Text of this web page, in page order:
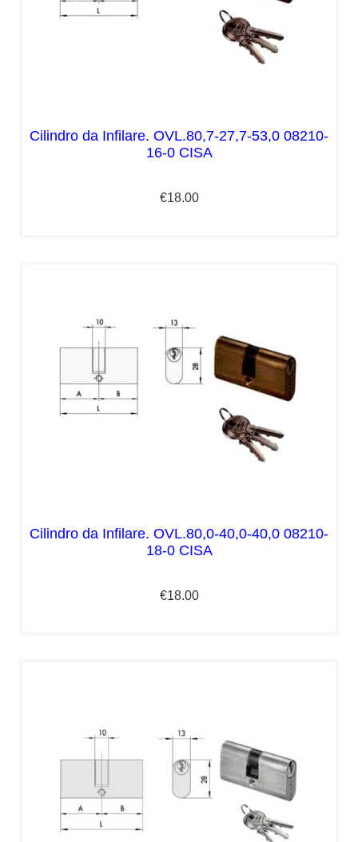
Cilindro da Infilare. OVL.80,7-27,7-53,0 08210-
16-0 CISA
€18.00
Cilindro da Infilare. OVL.80,0-40,0-40,0 08210-
18-0 CISA
€18.00